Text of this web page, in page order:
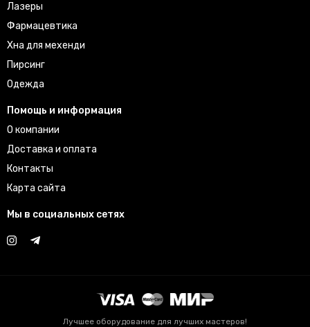
Лазеры
Фармацевтика
Хна для мехенди
Пирсинг
Одежда
Помощь и информация
О компании
Доставка и оплата
Контакты
Карта сайта
Мы в социальных сетях
Лучшее оборудование для лучших мастеров!